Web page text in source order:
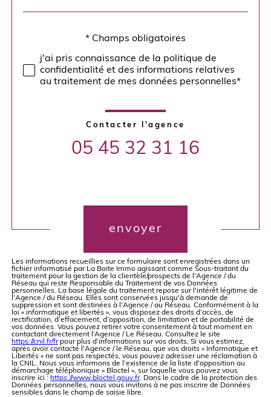
Validation* Champs obligatoires
j'ai pris connaissance de la politique de
confidentialité et des informations relatives
au traitement de mes données personnelles*
Contacter l'agence
05 45 32 31 16
envoyer
Les informations recueillies sur ce formulaire sont enregistrées dans un
fichier informatisé par La Boite Immo agissant comme Sous-traitant du
traitement pour la gestion de la clientèle/prospects de l'Agence / du
Réseau qui reste Responsable du Traitement de vos Données
personnelles. La base légale du traitement repose sur l'intérêt légitime de
l'Agence / du Réseau. Elles sont conservées jusqu'à demande de
suppression et sont destinées à l'Agence / au Réseau. Conformément à la
loi « informatique et libertés », vous disposez des droits d’accès, de
rectification, d’effacement, d’opposition, de limitation et de portabilité de
vos données. Vous pouvez retirer votre consentement à tout moment en
contactant directement l’Agence / Le Réseau. Consultez le site
https://cnil.fr/frpour plus d’informations sur vos droits. Si vous estimez,
après avoir contacté l'Agence / le Réseau, que vos droits « Informatique et
Libertés » ne sont pas respectés, vous pouvez adresser une réclamation à
la CNIL. Nous vous informons de l’existence de la liste d'opposition au
démarchage téléphonique « Bloctel », sur laquelle vous pouvez vous
inscrire ici : https://www.bloctel.gouv.fr. Dans le cadre de la protection des
Données personnelles, nous vous invitons à ne pas inscrire de Données
sensibles dans le champ de saisie libre.